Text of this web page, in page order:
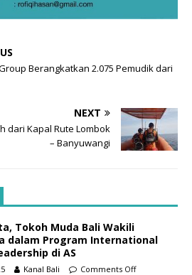
Berangkatkan 2.075 Pemudik dari
NEXT
dari Kapal Rute Lombok
– Banyuwangi
Tokoh Muda Bali Wakili
dalam Program International
di AS
Kanal Bali Comments Off